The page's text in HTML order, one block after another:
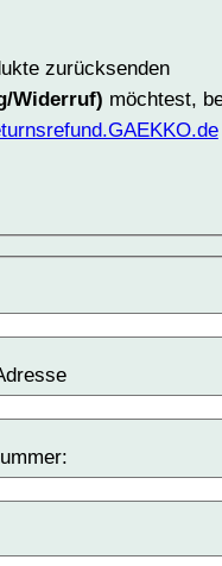
zurücksenden
Widerruf) möchtest,